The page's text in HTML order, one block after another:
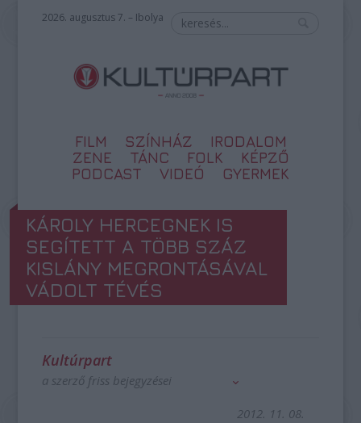
2026. augusztus 7. – Ibolya
FILM SZÍNHÁZ
IRODALOM
ZENE
TÁNC FOLK
KÉPZŐ
PODCAST
VIDEÓ GYERMEK
KÁROLY HERCEGNEK IS
SEGÍTETT A TÖBB SZÁZ
KISLÁNY MEGRONTÁSÁVAL
VÁDOLT TÉVÉS
Kultúrpart
a szerző friss bejegyzései
2012. 11. 08.